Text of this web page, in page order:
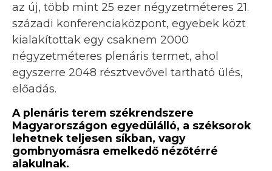
az új, több mint 25 ezer négyzetméteres 21.
századi konferenciaközpont, egyebek közt
kialakítottak egy csaknem 2000
négyzetméteres plenáris termet, ahol
egyszerre 2048 résztvevővel tartható ülés,
előadás.
A plenáris terem székrendszere
Magyarországon egyedülálló, a széksorok
lehetnek teljesen síkban, vagy
gombnyomásra emelkedő nézőtérré
alakulnak.